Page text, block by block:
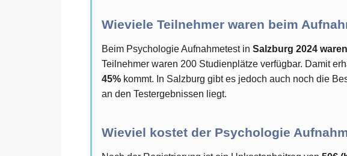
Wieviele Teilnehmer waren beim
Beim Psychologie Aufnahmetest in Salzburg 2024
Teilnehmer waren 200 Studienplätze verfügbar. Damit
45% kommt. In Salzburg gibt es jedoch auch noch die
an den Testergebnissen liegt.
Wieviel kostet der Psychologie